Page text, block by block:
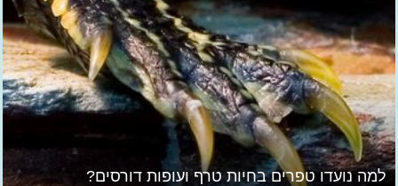
למה נועדו טפרים בחיות טרף ועופות דורסים?